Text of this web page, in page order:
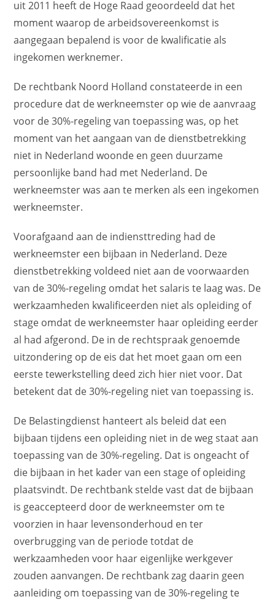
uit 2011 heeft de Hoge Raad geoordeeld dat het
moment waarop de arbeidsovereenkomst is
aangegaan bepalend is voor de kwalificatie als
ingekomen werknemer.
De rechtbank Noord Holland constateerde in een
procedure dat de werkneemster op wie de aanvraag
voor de 30%-regeling van toepassing was, op het
moment van het aangaan van de dienstbetrekking
niet in Nederland woonde en geen duurzame
persoonlijke band had met Nederland. De
werkneemster was aan te merken als een ingekomen
werkneemster.
Voorafgaand aan de indiensttreding had de
werkneemster een bijbaan in Nederland. Deze
dienstbetrekking voldeed niet aan de voorwaarden
van de 30%-regeling omdat het salaris te laag was. De
werkzaamheden kwalificeerden niet als opleiding of
stage omdat de werkneemster haar opleiding eerder
al had afgerond. De in de rechtspraak genoemde
uitzondering op de eis dat het moet gaan om een
eerste tewerkstelling deed zich hier niet voor. Dat
betekent dat de 30%-regeling niet van toepassing is.
De Belastingdienst hanteert als beleid dat een
bijbaan tijdens een opleiding niet in de weg staat aan
toepassing van de 30%-regeling. Dat is ongeacht of
die bijbaan in het kader van een stage of opleiding
plaatsvindt. De rechtbank stelde vast dat de bijbaan
is geaccepteerd door de werkneemster om te
voorzien in haar levensonderhoud en ter
overbrugging van de periode totdat de
werkzaamheden voor haar eigenlijke werkgever
zouden aanvangen. De rechtbank zag daarin geen
aanleiding om toepassing van de 30%-regeling te